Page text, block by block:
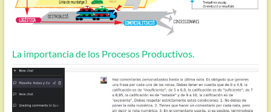
La importancia de los Procesos Productivos.